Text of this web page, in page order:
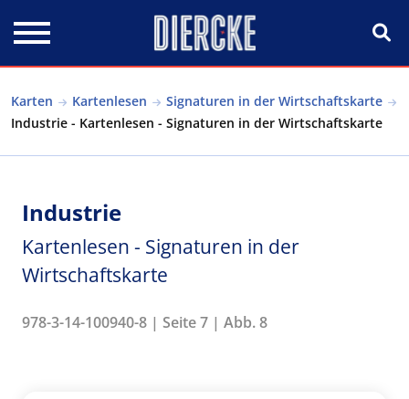
Karten Kartenlesen
Signaturen in der Wirtschaftskarte
Industrie - Kartenlesen - Signaturen in der Wirtschaftskarte
Industrie
Kartenlesen - Signaturen in der
Wirtschaftskarte
978-3-14-100940-8 | Seite 7 | Abb. 8